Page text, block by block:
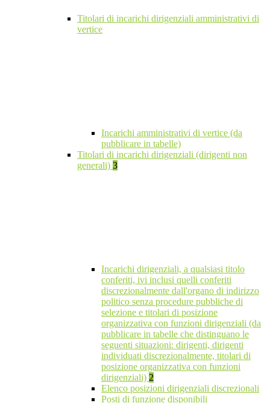
Titolari di incarichi dirigenziali amministrativi di
vertice
Incarichi amministrativi di vertice (da
pubblicare in tabelle)
Titolari di incarichi dirigenziali (dirigenti non
generali) 3
Incarichi dirigenziali, a qualsiasi titolo
conferiti, ivi inclusi quelli conferiti
discrezionalmente dall'organo di indirizzo
politico senza procedure pubbliche di
selezione e titolari di posizione
organizzativa con funzioni dirigenziali (da
pubblicare in tabelle che distinguano le
seguenti situazioni: dirigenti, dirigenti
individuati discrezionalmente, titolari di
posizione organizzativa con funzioni
dirigenziali) 2
Elenco posizioni dirigenziali discrezionali
Posti di funzione disponibili